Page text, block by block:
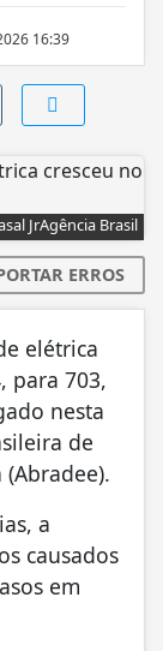
16:39
JrAgência Brasil
ERROS
elétrica
para 703,
nesta
de
a
causados
em